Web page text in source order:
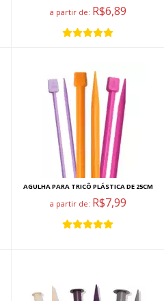
a partir de: R$6,89
AGULHA PARA TRICÔ PLÁSTICA DE 25CM
a partir de: R$7,99